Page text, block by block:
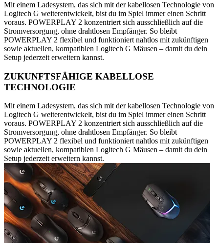
Mit einem Ladesystem, das sich mit der kabellosen Technologie von
Logitech G weiterentwickelt, bist du im Spiel immer einen Schritt
voraus. POWERPLAY 2 konzentriert sich ausschließlich auf die
Stromversorgung, ohne drahtlosen Empfänger. So bleibt
POWERPLAY 2 flexibel und funktioniert nahtlos mit zukünftigen
sowie aktuellen, kompatiblen Logitech G Mäusen – damit du dein
Setup jederzeit erweitern kannst.
ZUKUNFTSFÄHIGE KABELLOSE
TECHNOLOGIE
Mit einem Ladesystem, das sich mit der kabellosen Technologie von
Logitech G weiterentwickelt, bist du im Spiel immer einen Schritt
voraus. POWERPLAY 2 konzentriert sich ausschließlich auf die
Stromversorgung, ohne drahtlosen Empfänger. So bleibt
POWERPLAY 2 flexibel und funktioniert nahtlos mit zukünftigen
sowie aktuellen, kompatiblen Logitech G Mäusen – damit du dein
Setup jederzeit erweitern kannst.